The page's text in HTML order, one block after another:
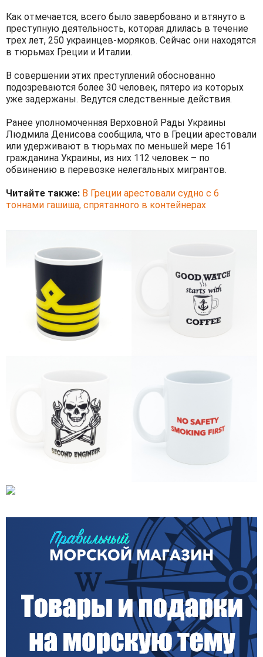
Как отмечается, всего было завербовано и втянуто в
преступную деятельность, которая длилась в течение
трех лет, 250 украинцев-моряков. Сейчас они находятся
в тюрьмах Греции и Италии.
В совершении этих преступлений обоснованно
подозреваются более 30 человек, пятеро из которых
уже задержаны. Ведутся следственные действия.
Ранее уполномоченная Верховной Рады Украины
Людмила Денисова сообщила, что в Греции арестовали
или удерживают в тюрьмах по меньшей мере 161
гражданина Украины, из них 112 человек – по
обвинению в перевозке нелегальных мигрантов.
Читайте также: В Греции арестовали судно с 6
тоннами гашиша, спрятанного в контейнерах